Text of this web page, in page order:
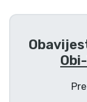
TV serija
Film
Crtani